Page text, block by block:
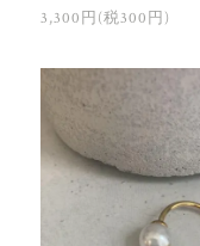
3,300円(税300円)